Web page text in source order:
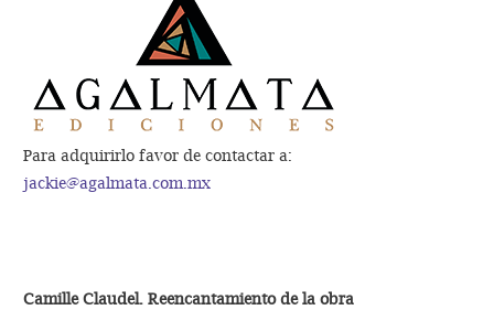
Para adquirirlo favor de contactar a:
jackie@agalmata.com.mx
Camille Claudel. Reencantamiento de la obra